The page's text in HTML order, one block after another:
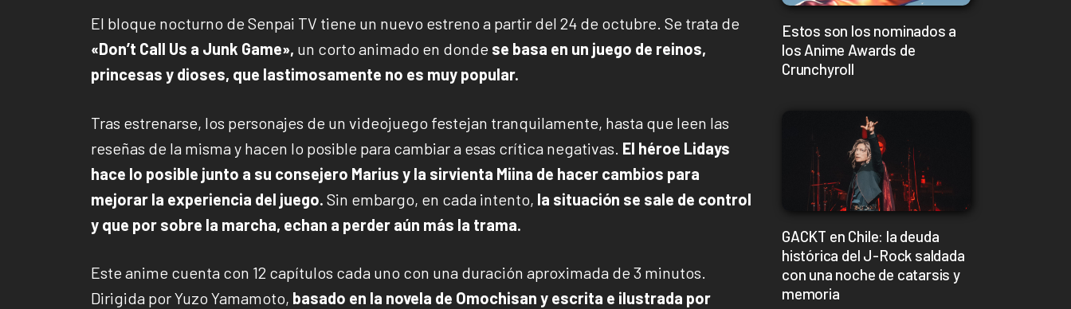
El bloque nocturno de Senpai TV tiene un nuevo estreno a partir del 24 de octubre. Se trata de
«Don’t Call Us a Junk Game», un corto animado en donde se basa en un juego de reinos,
princesas y dioses, que lastimosamente no es muy popular.
Tras estrenarse, los personajes de un videojuego festejan tranquilamente, hasta que leen las
reseñas de la misma y hacen lo posible para cambiar a esas crítica negativas. El héroe Lidays
hace lo posible junto a su consejero Marius y la sirvienta Miina de hacer cambios para
mejorar la experiencia del juego. Sin embargo, en cada intento, la situación se sale de control
y que por sobre la marcha, echan a perder aún más la trama.
Este anime cuenta con 12 capítulos cada uno con una duración aproximada de 3 minutos.
Dirigida por Yuzo Yamamoto, basado en la novela de Omochisan y escrita e ilustrada por
Estos son los nominados a
los Anime Awards de
Crunchyroll
GACKT en Chile: la deuda
histórica del J-Rock saldada
con una noche de catarsis y
memoria